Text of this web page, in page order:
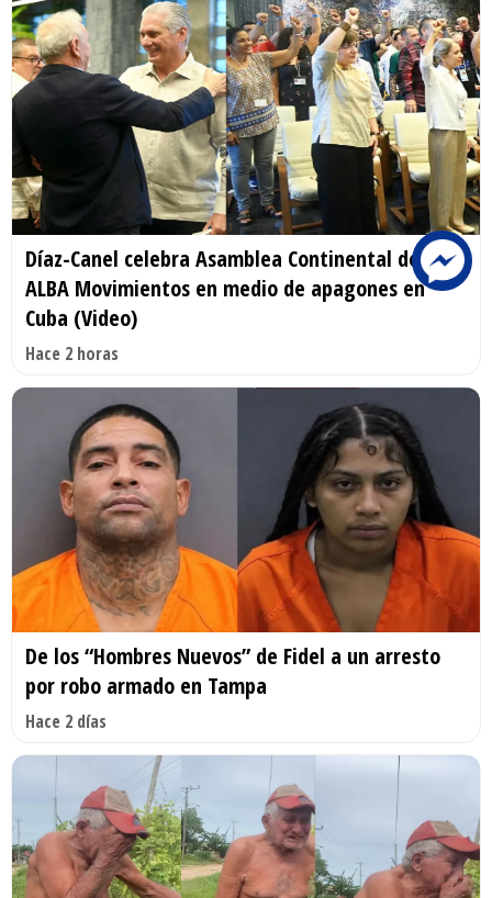
Díaz-Canel celebra Asamblea Continental de
ALBA Movimientos en medio de apagones en
Cuba (Video)
Hace 2 horas
De los “Hombres Nuevos” de Fidel a un arresto
por robo armado en Tampa
Hace 2 días